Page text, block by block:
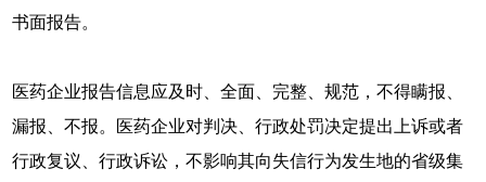
书面报告。
医药企业报告信息应及时、全面、完整、规范，不得瞒报、
漏报、不报。医药企业对判决、行政处罚决定提出上诉或者
行政复议、行政诉讼，不影响其向失信行为发生地的省级集